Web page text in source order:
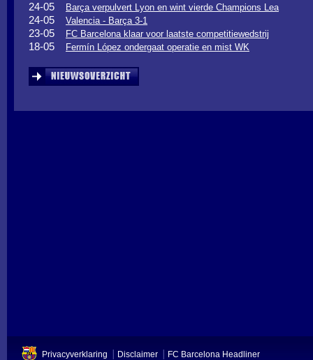
24-05 Barça verpulvert Lyon en wint vierde Champions Lea
24-05 Valencia - Barça 3-1
23-05 FC Barcelona klaar voor laatste competitiewedstrij
18-05 Fermín López ondergaat operatie en mist WK
Privacyverklaring Disclaimer FC Barcelona Headliner